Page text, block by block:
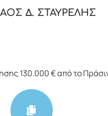
Δ. ΣΤΑΥΡΕΛΗΣ
130.000 € από το